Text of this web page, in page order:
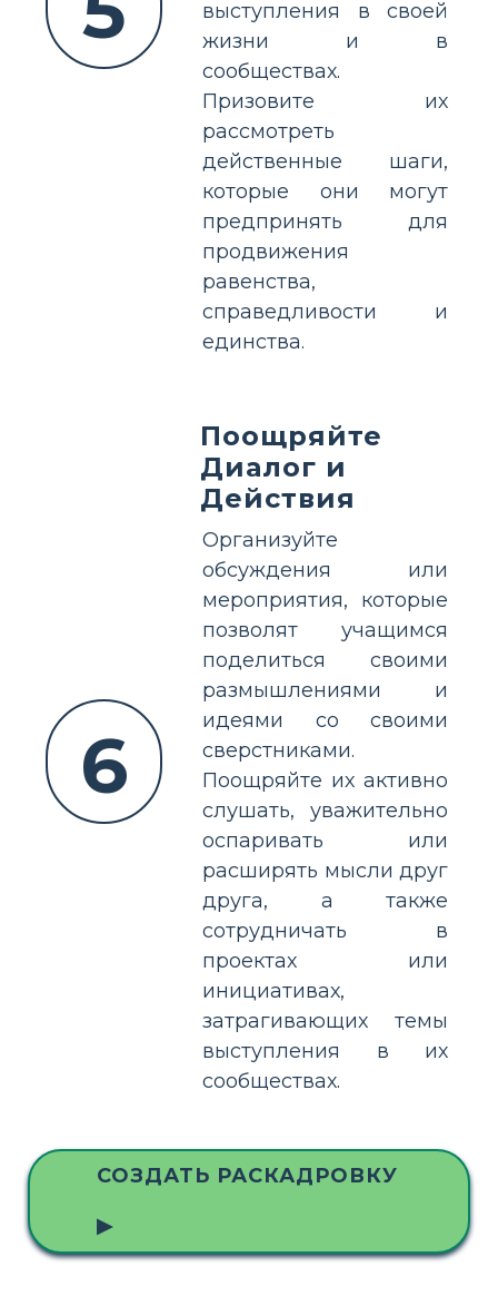
выступления в своей
жизни и в
сообществах.
Призовите их
рассмотреть
действенные шаги,
которые они могут
предпринять для
продвижения
равенства,
справедливости и
единства.
6
Поощряйте
Диалог и
Действия
Организуйте
обсуждения или
мероприятия, которые
позволят учащимся
поделиться своими
размышлениями и
идеями со своими
сверстниками.
Поощряйте их активно
слушать, уважительно
оспаривать или
расширять мысли друг
друга, а также
сотрудничать в
проектах или
инициативах,
затрагивающих темы
выступления в их
сообществах.
СОЗДАТЬ РАСКАДРОВКУ
▶